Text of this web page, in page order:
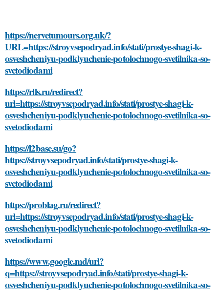
https://nervetumours.org.uk/?
URL=https://stroyvsepodryad.info/stati/prostye-shagi-k-
osveshcheniyu-podklyuchenie-potolochnogo-svetilnika-so-
svetodiodami
https://rlls.ru/redirect?
url=https://stroyvsepodryad.info/stati/prostye-shagi-k-
osveshcheniyu-podklyuchenie-potolochnogo-svetilnika-so-
svetodiodami
https://l2base.su/go?
https://stroyvsepodryad.info/stati/prostye-shagi-k-
osveshcheniyu-podklyuchenie-potolochnogo-svetilnika-so-
svetodiodami
https://problag.ru/redirect?
url=https://stroyvsepodryad.info/stati/prostye-shagi-k-
osveshcheniyu-podklyuchenie-potolochnogo-svetilnika-so-
svetodiodami
https://www.google.md/url?
q=https://stroyvsepodryad.info/stati/prostye-shagi-k-
osveshcheniyu-podklyuchenie-potolochnogo-svetilnika-so-